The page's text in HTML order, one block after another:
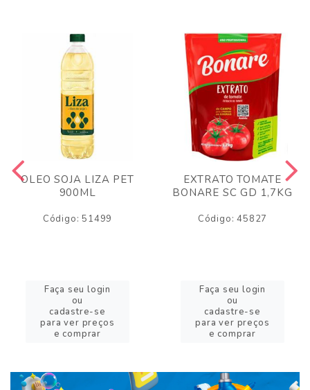
OLEO SOJA LIZA PET
900ML
Código: 51499
Faça seu login
ou
cadastre-se
para ver preços
e comprar
EXTRATO TOMATE
BONARE SC GD 1,7KG
Código: 45827
Faça seu login
ou
cadastre-se
para ver preços
e comprar